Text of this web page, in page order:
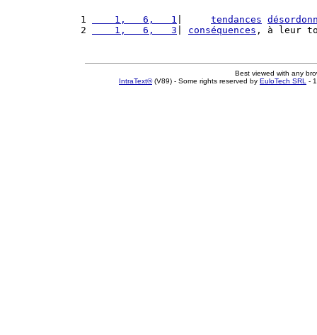
1
    1,   6,   1
tendances
2
    1,   6,   3
conséquences , à leur
Best viewed with any
IntraText®(V89) - Some rights reserved by EuloTech SRL -